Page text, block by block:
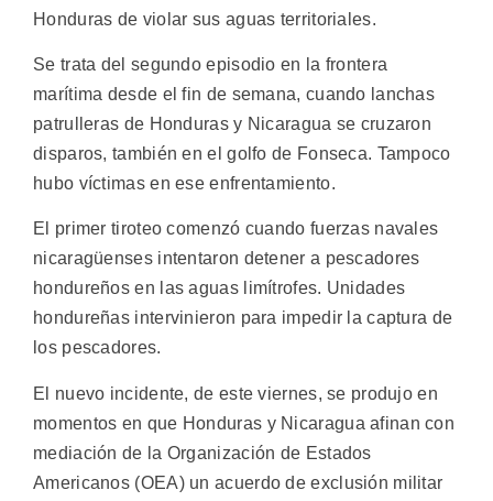
Honduras de violar sus aguas territoriales.
Se trata del segundo episodio en la frontera
marítima desde el fin de semana, cuando lanchas
patrulleras de Honduras y Nicaragua se cruzaron
disparos, también en el golfo de Fonseca. Tampoco
hubo víctimas en ese enfrentamiento.
El primer tiroteo comenzó cuando fuerzas navales
nicaragüenses intentaron detener a pescadores
hondureños en las aguas limítrofes. Unidades
hondureñas intervinieron para impedir la captura de
los pescadores.
El nuevo incidente, de este viernes, se produjo en
momentos en que Honduras y Nicaragua afinan con
mediación de la Organización de Estados
Americanos (OEA) un acuerdo de exclusión militar